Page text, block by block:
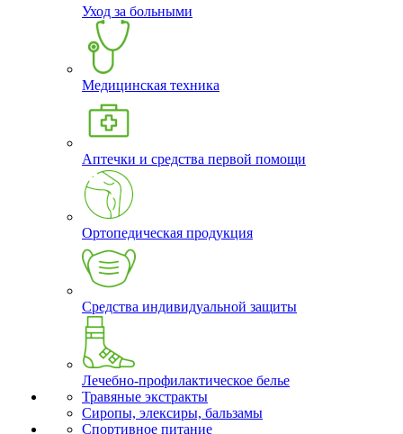
Уход за больными
Медицинская техника
Аптечки и средства первой помощи
Ортопедическая продукция
Средства индивидуальной защиты
Лечебно-профилактическое белье
Травяные экстракты
Сиропы, элексиры, бальзамы
Спортивное питание